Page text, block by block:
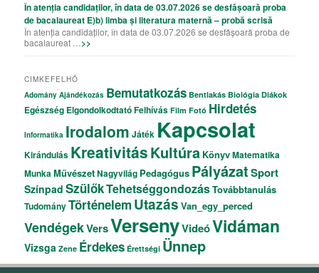
În atenția candidaților, în data de 03.07.2026 se desfășoară proba
de bacalaureat E)b) limba și literatura maternă – probă scrisă
În atenția candidaților, în data de 03.07.2026 se desfășoară proba de
bacalaureat … >>
CIMKEFELHŐ
Adomány Ajándékozás Bemutatkozás Bentlakás Biológia Diákok
Egészség ElgondolkodtatóFelhívás Film Fotó Hirdetés
Informatika Irodalom Játék Kapcsolat
Kirándulás KreativitásKultúra KönyvMatematika
MunkaMűvészetNagyvilág Pedagógus PályázatSport
Színpad SzülőkTehetséggondozásTovábbtanulás
TudományTörténelem Utazás Van_egy_perced
VendégekVersVersenyVideóVidáman
Vizsga Zene Érdekes Érettségi Ünnep